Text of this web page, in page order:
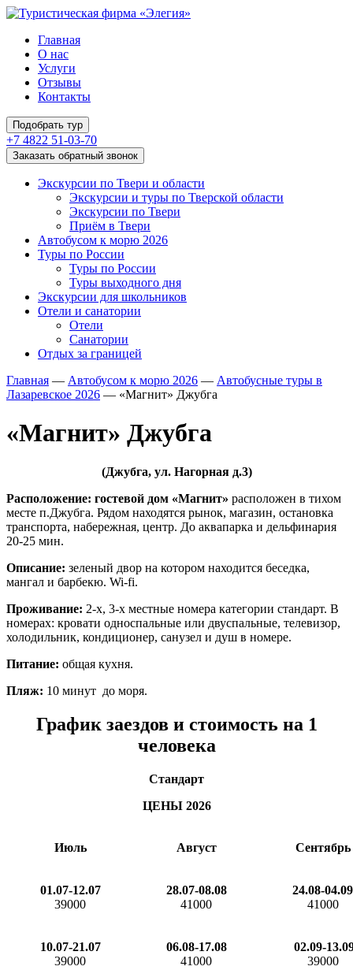
Главная
О нас
Услуги
Отзывы
Контакты
Подобрать тур
+7 4822 51-03-70
Заказать обратный звонок
Экскурсии по Твери и области
Экскурсии и туры по Тверской области
Экскурсии по Твери
Приём в Твери
Автобусом к морю 2026
Туры по России
Туры по России
Туры выходного дня
Экскурсии для школьников
Отели и санатории
Отели
Санатории
Отдых за границей
Главная — Автобусом к морю 2026 — Автобусные туры в
Лазаревское 2026 — «Магнит» Джубга
«Магнит» Джубга
(Джубга, ул. Нагорная д.3)
Расположение: гостевой дом «Магнит» расположен в тихом
месте п.Джубга. Рядом находятся рынок, магазин, остановка
транспорта, набережная, центр. До аквапарка и дельфинария
20-25 мин.
Описание: зеленый двор на котором находится беседка,
мангал и барбекю. Wi-fi.
Проживание: 2-х, 3-х местные номера категории стандарт. В
номерах: кровати односпальные или двуспальные, телевизор,
холодильник, кондиционер, санузел и душ в номере.
Питание: общая кухня.
Пляж: 10 минут до моря.
График заездов и стоимость на 1
человека
Стандарт
ЦЕНЫ 2026
Июль Август Сентябрь
01.07-12.07
39000
28.07-08.08
41000
24.08-04.09
41000
10.07-21.07
39000
06.08-17.08
41000
02.09-
39000